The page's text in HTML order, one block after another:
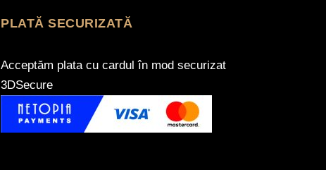
PLATĂ SECURIZATĂ
Acceptăm plata cu cardul în mod securizat
3DSecure